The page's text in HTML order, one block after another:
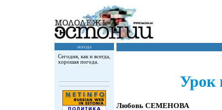
погода
Сегодня, как и всегда,
хорошая погода.
Урок
Любовь СЕМЕНОВА